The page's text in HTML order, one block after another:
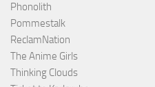
Phonolith
Pommestalk
ReclamNation
The Anime Girls
Thinking Clouds